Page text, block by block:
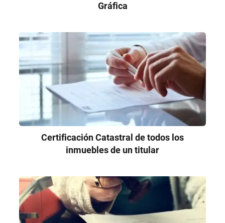
Gráfica
Certificación Catastral de todos los
inmuebles de un titular